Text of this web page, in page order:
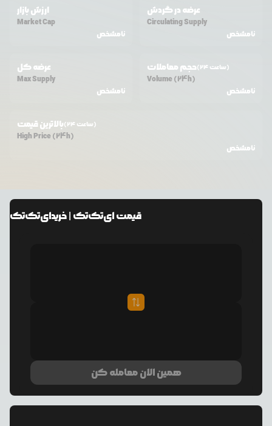
ارزش بازار
Market Cap
نامشخص
عرضه در گردش
Circulating Supply
نامشخص
عرضه کل
Max Supply
نامشخص
حجم معاملات (24 ساعت)
Volume (24h)
نامشخص
بالاترین قیمت (24 ساعت)
High Price (24h)
نامشخص
قیمتای‌تک‌تک | خریدای‌تک‌تک
همین الان معامله کن